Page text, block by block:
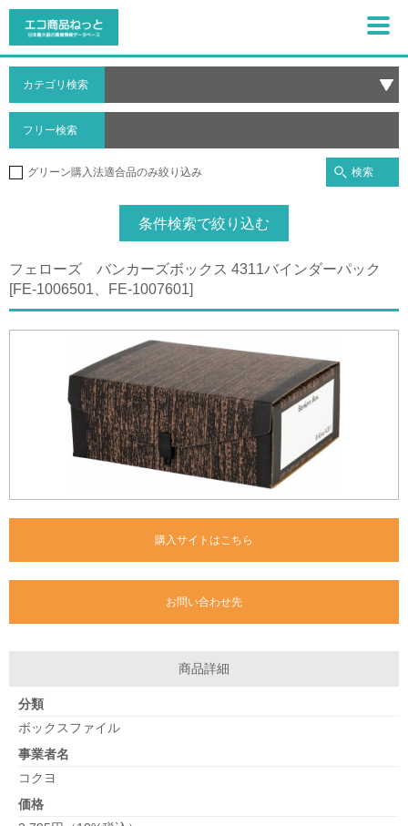
カテゴリ検索
フリー検索
グリーン購入法適合品のみ絞り込み 検索
条件検索で絞り込む
フェローズ バンカーズボックス 4311バインダーパック
[FE-1006501、FE-1007601]
購入サイトはこちら
お問い合わせ先
商品詳細
分類
ボックスファイル
事業者名
コクヨ
価格